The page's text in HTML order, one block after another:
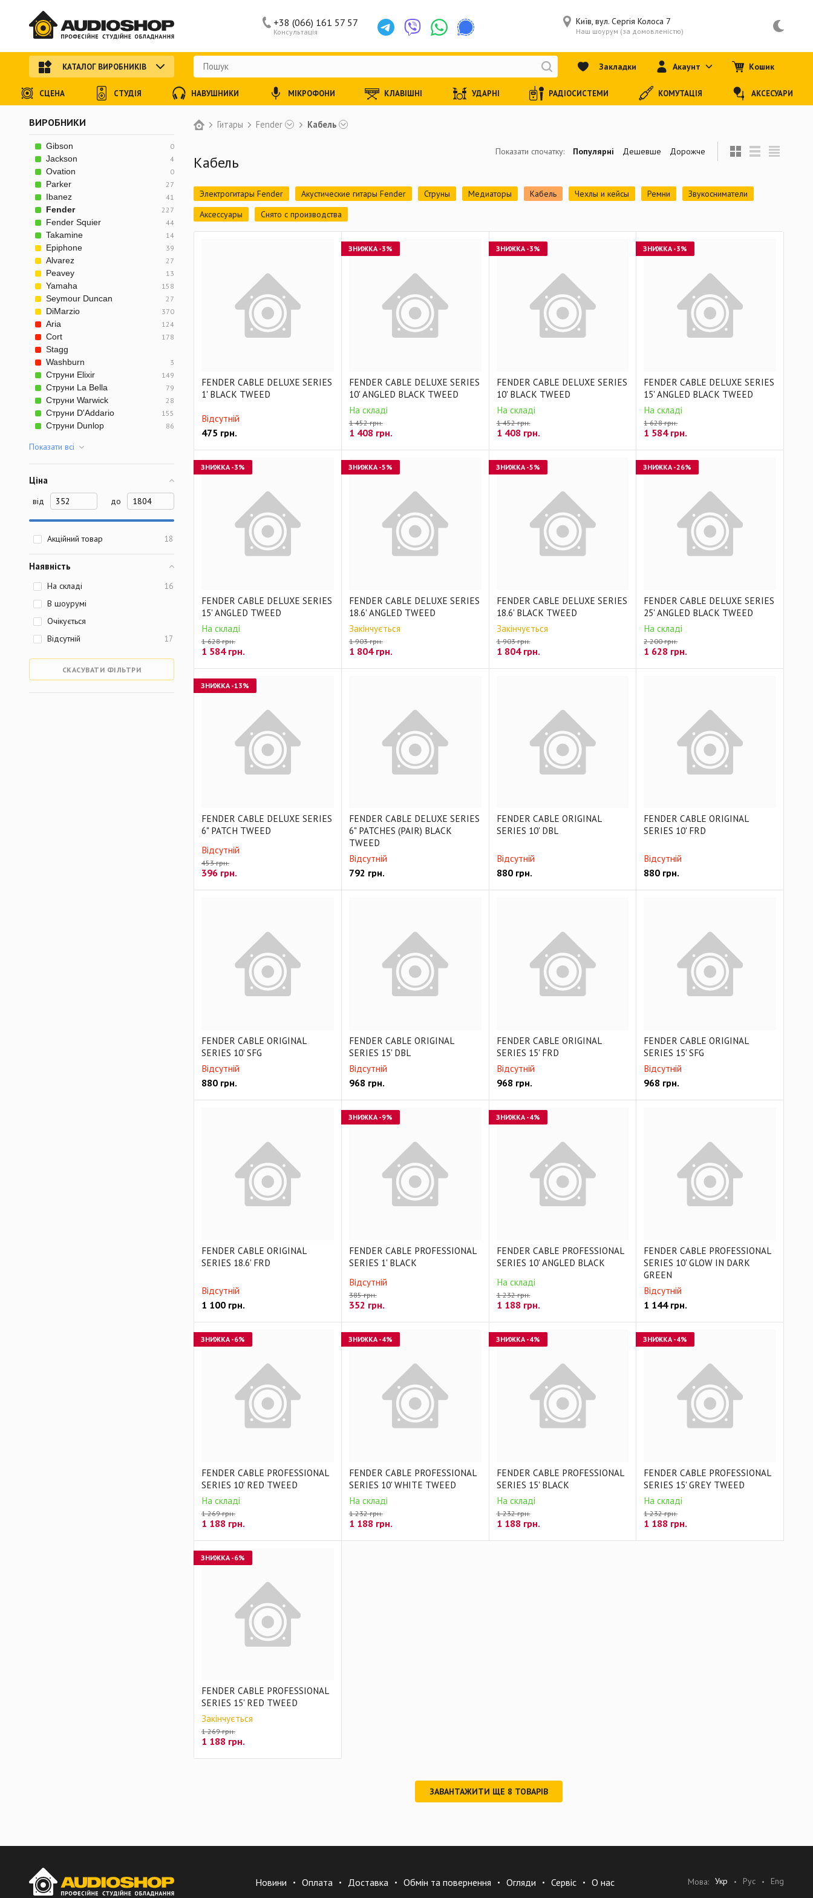
Гитары Fender Кабель
Кабель
Электрогитары Fender Акустические гитары Fender Струны Медиаторы Кабель Чехлы и кейсы Ремни
Звукосниматели
Аксессуары
Снято с производства
FENDER CABLE DELUXE SERIES
1' BLACK TWEED
Відсутній
475 грн.
FENDER CABLE DELUXE SERIES
10' ANGLED BLACK TWEED
На складі
1 452 грн.
1 408 грн.
ЗНИЖКА-3%
FENDER CABLE DELUXE SERIES
10' BLACK TWEED
На складі
1 452 грн.
1 408 грн.
ЗНИЖКА-3%
FENDER CABLE DELUXE SERIES
15' ANGLED BLACK TWEED
На складі
1 628 грн.
1 584грн.
ЗНИЖКА -3%
FENDER CABLE DELUXE SERIES
15' ANGLED TWEED
На складі
1 628 грн.
1 584грн.
ЗНИЖКА -3%
FENDER CABLE DELUXE SERIES
18.6' ANGLED TWEED
Закінчується
1 903 грн.
1 804грн.
ЗНИЖКА-5%
FENDER CABLE DELUXE SERIES
18.6' BLACK TWEED
Закінчується
1 903 грн.
1 804грн.
ЗНИЖКА-5%
FENDER CABLE DELUXE SERIES
25' ANGLED BLACK TWEED
На складі
2 200 грн.
1 628 грн.
ЗНИЖКА -26%
FENDER CABLE DELUXE SERIES
6" PATCH TWEED
Відсутній
453 грн.
396 грн.
ЗНИЖКА -13%
FENDER CABLE DELUXE SERIES
6" PATCHES (PAIR) BLACK
TWEED
Відсутній
792 грн.
FENDER CABLE ORIGINAL
SERIES 10' DBL
Відсутній
880грн.
FENDER CABLE ORIGINAL
SERIES 10' FRD
Відсутній
880 грн.
FENDER CABLE ORIGINAL
SERIES 10' SFG
Відсутній
880 грн.
FENDER CABLE ORIGINAL
SERIES 15' DBL
Відсутній
968 грн.
FENDER CABLE ORIGINAL
SERIES 15' FRD
Відсутній
968 грн.
FENDER CABLE ORIGINAL
SERIES 15' SFG
Відсутній
968 грн.
FENDER CABLE ORIGINAL
SERIES 18.6' FRD
Відсутній
1 100 грн.
FENDER CABLE PROFESSIONAL
SERIES 1' BLACK
Відсутній
385 грн.
352 грн.
ЗНИЖКА-9%
FENDER CABLE PROFESSIONAL
SERIES 10' ANGLED BLACK
На складі
1 232 грн.
1 188 грн.
ЗНИЖКА-4%
FENDER CABLE PROFESSIONAL
SERIES 10' GLOW IN DARK
GREEN
Відсутній
1 144грн.
FENDER CABLE PROFESSIONAL
SERIES 10' RED TWEED
На складі
1 269 грн.
1 188 грн.
ЗНИЖКА -6%
FENDER CABLE PROFESSIONAL
SERIES 10' WHITE TWEED
На складі
1 232 грн.
1 188 грн.
ЗНИЖКА-4%
FENDER CABLE PROFESSIONAL
SERIES 15' BLACK
На складі
1 232 грн.
1 188 грн.
ЗНИЖКА-4%
FENDER CABLE PROFESSIONAL
SERIES 15' GREY TWEED
На складі
1 232 грн.
1 188 грн.
ЗНИЖКА -4%
FENDER CABLE PROFESSIONAL
SERIES 15' RED TWEED
Закінчується
1 269 грн.
1 188 грн.
ЗНИЖКА -6%
Показати спочатку: Популярні Дешевше Дорожче
ЗАВАНТАЖИТИ ЩЕ 8 ТОВАРІВ
ВИРОБНИКИ
Gibson 0
Jackson 4
Ovation 0
Parker 27
Ibanez 41
Fender 227
Fender Squier 44
Takamine 14
Epiphone 39
Alvarez 27
Peavey 13
Yamaha 158
Seymour Duncan 27
DiMarzio 370
Aria 124
Cort 178
Stagg
Washburn
3
Струни Elixir 149
Струни La Bella 79
Струни Warwick 28
Струни D'Addario 155
Струни Dunlop 86
Показати всi
Ціна
від до
Акційний товар 18
Наявність
На складі 16
В шоурумі
Очікується
Відсутній
17
СКАСУВАТИ ФІЛЬТРИ
Консультація
+38 (066) 161 57 57 Київ, вул. Сергія Колоса 7
Наш шоурум (за домовленістю)
КАТАЛОГ ВИРОБНИКІВ Закладки Акаунт Кошик
СЦЕНА СТУДІЯ НАВУШНИКИ МІКРОФОНИ КЛАВІШНІ УДАРНІ РАДІОСИСТЕМИ КОМУТАЦІЯ АКСЕСУАРИ
Новини Оплата Доставка Обмін та повернення Огляди Сервіс О нас Мова: Укр Рус Eng